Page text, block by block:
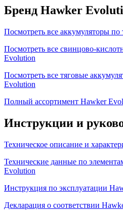
Бренд Hawker
Посмотреть все аккумуляторы
Посмотреть все свинцово-
Evolution
Посмотреть все тяговые
Evolution
Полный ассортимент Hawker
Инструкции и
Техническое описание и
Технические данные по
Evolution
Инструкция по эксплуатации
Декларация о соответствии